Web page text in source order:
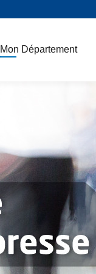
Mon Département